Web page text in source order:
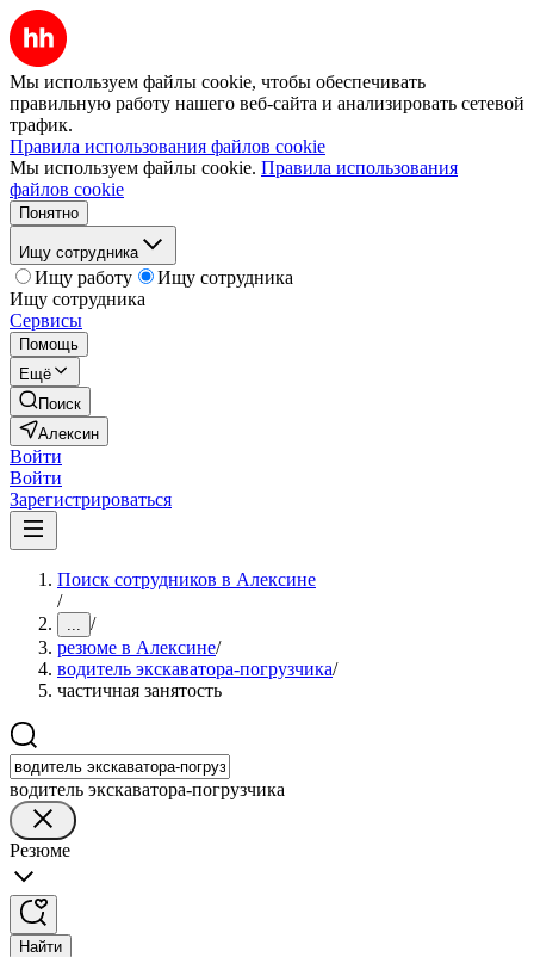
Мы используем файлы cookie, чтобы обеспечивать
правильную работу нашего веб-сайта и анализировать сетевой
трафик.
Правила использования файлов cookie
Мы используем файлы cookie. Правила использования
файлов cookie
Понятно
Ищу сотрудника
Ищу работу
Ищу сотрудника
Ищу сотрудника
Сервисы
Помощь
Ещё
Поиск
Алексин
Войти
Войти
Зарегистрироваться
Поиск сотрудников в Алексине
/
... /
резюме в Алексине/
водитель экскаватора-погрузчика/
частичная занятость
водитель экскаватора-погрузчика
Резюме
Найти